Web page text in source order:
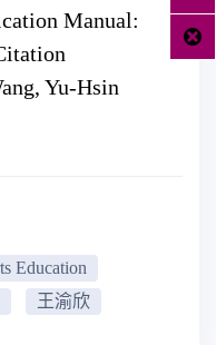
Manual:
Yu-Hsin
Education
王渝欣